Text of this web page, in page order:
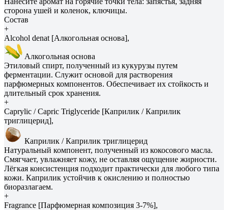
сторона ушей и коленок, ключицы.
Состав
+
Alcohol denat [Алкогольная основа],
Алкогольная основа
Этиловый спирт, полученный из кукурузы путем
ферментации. Служит основой для растворения
парфюмерных компонентов. Обеспечивает их стойкость и
длительный срок хранения.
+
Caprylic / Capric Triglyceride [Каприлик / Каприлик
триглицерид],
Каприлик / Каприлик триглицерид
Натуральный компонент, полученный из кокосового масла.
Смягчает, увлажняет кожу, не оставляя ощущение жирности.
Лёгкая консистенция подходит практически для любого типа
кожи. Каприлик устойчив к окислению и полностью
биоразлагаем.
+
Fragrance [Парфюмерная композиция 3-7%],